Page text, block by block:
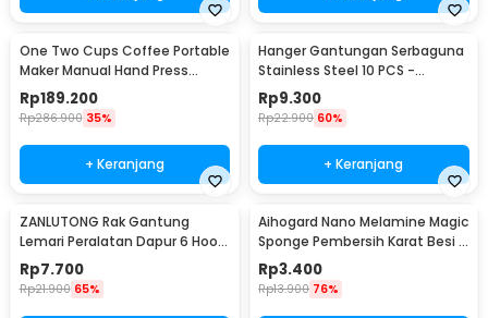
One Two Cups Coffee Portable
Maker Manual Hand Press
Espresso 300ml - T35066
Rp189.200
Rp286.900 35%
+ Keranjang
Hanger Gantungan Serbaguna
Stainless Steel 10 PCS -
M127105
Rp9.300
Rp22.900 60%
+ Keranjang
ZANLUTONG Rak Gantung
Lemari Peralatan Dapur 6 Hook
Besi - 2137
Rp7.700
Rp21.900 65%
Aihogard Nano Melamine Magic
Sponge Pembersih Karat Besi -
CW62
Rp3.400
Rp13.900 76%